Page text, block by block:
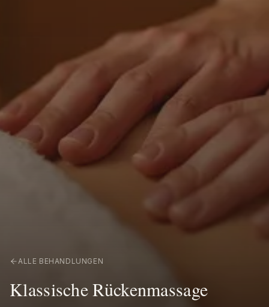
ALLE BEHANDLUNGEN
Klassische Rückenmassage